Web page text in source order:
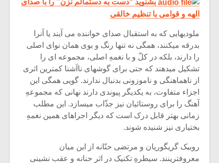
بشنوید “دست به دستمالم نزن” را با صدای
الهه و قوامی با تنظیم خالقی
ملودیهایی که به استقبال صدای خواننده می آیند یا آنرا
بدرقه میکنند، همگی نه تنها رنگ و بوی همان نوای اصلی
را دارند، بلکه در کلّ و با نغمهِ اصلی، مجموعه ای را
تشکیل میدهند که حتی برای گوشهای ناآشنا کمترین اثری
از ناهماهنگی و ناموزونی بدنبال ندارند. گویی همگی این
اجزاء متفاوت، به یکدیگر پیوندی دارند نهانی که مجموعهِ
آهنگ را برای روستائیان نیز جذّاب میسازد. این مطلب
زمانی بهتر قابل درک است که دیگر اجراهای همین نغمهِ
بختیاری نیز شنیده شوند.
روبیک گریگوریان و مرتضی حنّانه از این میان
معروفترینند. سیطرهِ تکنیک در اثر حنانه و عقب نشینی